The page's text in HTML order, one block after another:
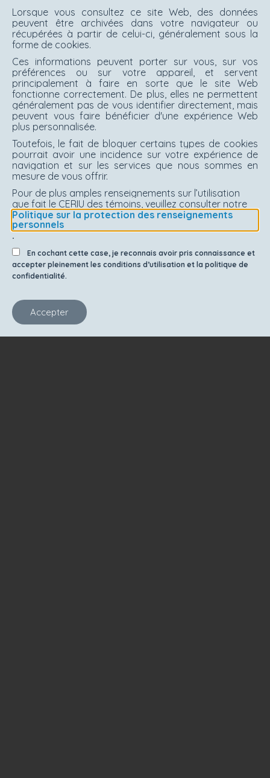
Lorsque vous consultez ce site Web, des données
peuvent être archivées dans votre navigateur ou
récupérées à partir de celui-ci, généralement sous la
forme de cookies.
Ces informations peuvent porter sur vous, sur vos
préférences ou sur votre appareil, et servent
principalement à faire en sorte que le site Web
fonctionne correctement. De plus, elles ne permettent
généralement pas de vous identifier directement, mais
peuvent vous faire bénéficier d'une expérience Web
plus personnalisée.
Toutefois, le fait de bloquer certains types de cookies
pourrait avoir une incidence sur votre expérience de
navigation et sur les services que nous sommes en
mesure de vous offrir.
Pour de plus amples renseignements sur l’utilisation
que fait le CERIU des témoins, veuillez consulter notre
Politique sur la protection des renseignements
personnels
.
En cochant cette case, je reconnais avoir pris connaissance et
accepter pleinement les conditions d’utilisation et la politique de
confidentialité.
Accepter